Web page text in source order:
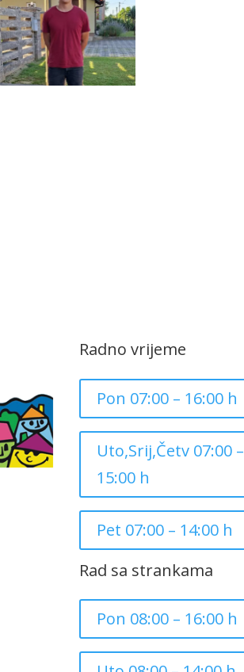
Radno vrijeme
Pon 07:00 – 16:00 h
Uto,Srij,Četv 07:00 –
15:00 h
Pet 07:00 – 14:00 h
Rad sa strankama
Pon 08:00 – 16:00 h